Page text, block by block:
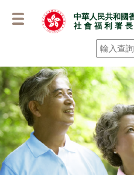
容
中華人民共和國
社 會 福 利 署
搜尋 *